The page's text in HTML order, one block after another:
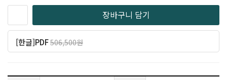
장바구니 담기
[한글]PDF506,500원